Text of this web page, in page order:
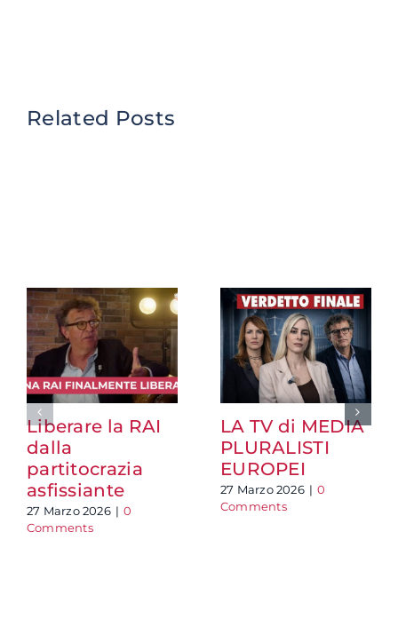
Related Posts
Liberare la RAI
dalla
partitocrazia
asfissiante
27 Marzo 2026 | 0
Comments
LA TV di MEDIA
PLURALISTI
EUROPEI
27 Marzo 2026 | 0
Comments